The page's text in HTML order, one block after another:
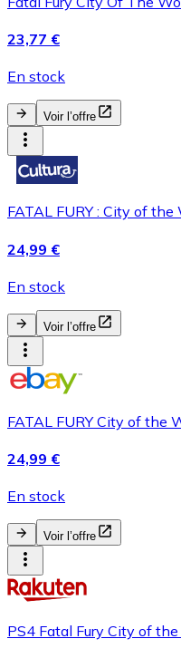
23,77 €
En stock
Voir l’offre
FATAL FURY : City of the
24,99 €
En stock
Voir l’offre
FATAL FURY City of the
24,99 €
En stock
Voir l’offre
PS4 Fatal Fury City of